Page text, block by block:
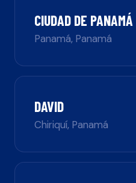
CIUDAD DE PANAMÁ
Panamá, Panamá
DAVID
Chiriquí, Panamá